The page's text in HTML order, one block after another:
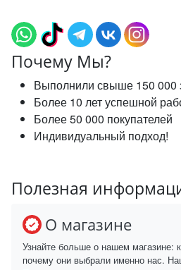
Почему Мы?
Выполнили свыше 150 000
Более 10 лет успешной
Более 50 000 покупателей
Индивидуальный подход!
Полезная
О магазине
Узнайте больше о нашем магазине:
почему они выбрали именно нас.